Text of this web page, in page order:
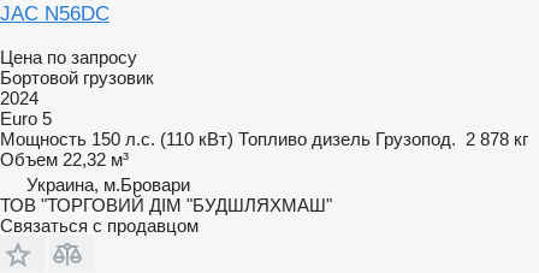
JAC N56DC
Цена по запросу
Бортовой грузовик
2024
Euro 5
Мощность 150 л.с. (110 кВт) Топливо дизель Грузопод. 2 878 кг
Объем 22,32 м³
Украина, м.Бровари
ТОВ "ТОРГОВИЙ ДІМ "БУДШЛЯХМАШ"
Связаться с продавцом